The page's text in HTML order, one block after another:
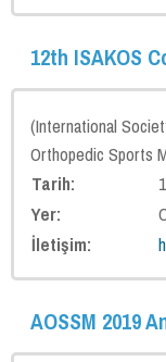
12th ISAKOS
(International
Orthopedic Sports
Tarih:
Yer:
İletişim:
AOSSM 2019